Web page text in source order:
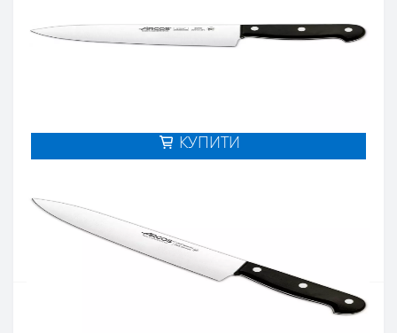
Артикул:284804
Наявність:Є в наявності
КУПИТИ
Введіть номер телефону і ми передзвонимо